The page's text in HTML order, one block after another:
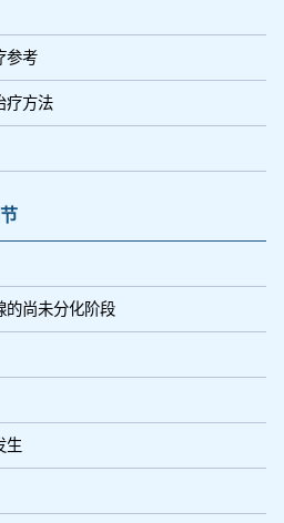
参考
疗方法
的尚未分化阶段
生